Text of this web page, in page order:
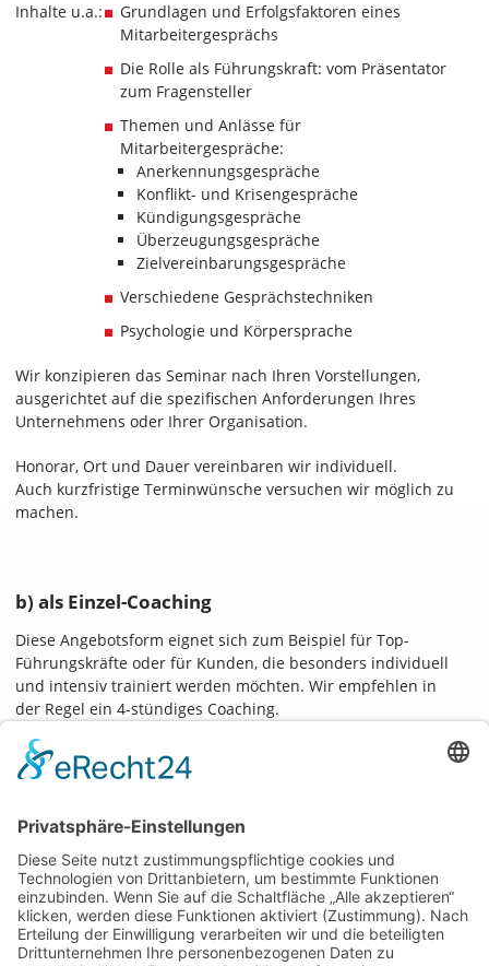
Inhalte u.a.:
Grundlagen und Erfolgsfaktoren eines
Mitarbeitergesprächs
Die Rolle als Führungskraft: vom Präsentator
zum Fragensteller
Themen und Anlässe für
Mitarbeitergespräche:
Anerkennungsgespräche
Konflikt- und Krisengespräche
Kündigungsgespräche
Überzeugungsgespräche
Zielvereinbarungsgespräche
Verschiedene Gesprächstechniken
Psychologie und Körpersprache
Wir konzipieren das Seminar nach Ihren Vorstellungen,
ausgerichtet auf die spezifischen Anforderungen Ihres
Unternehmens oder Ihrer Organisation.
Honorar, Ort und Dauer vereinbaren wir individuell.
Auch kurzfristige Terminwünsche versuchen wir möglich zu
machen.
b) als Einzel-Coaching
Diese Angebotsform eignet sich zum Beispiel für Top-
Führungskräfte oder für Kunden, die besonders individuell
und intensiv trainiert werden möchten. Wir empfehlen in
der Regel ein 4-stündiges Coaching.
Ihre
Investition:
290 Euro pro Stunde zzgl. Mehrwehrtsteuer und
evtl. Spesen
Kunden-Stimmen:
»Für meinen neuen Kommunikationsstil hat mich mein
Team schon mehrfach gelobt!«
»Selbst Kritikgesprächen sehe ich nun gelassen